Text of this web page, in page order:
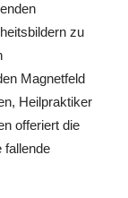
zu
Magnetfeld
Heilpraktiker
offeriert die
fallende